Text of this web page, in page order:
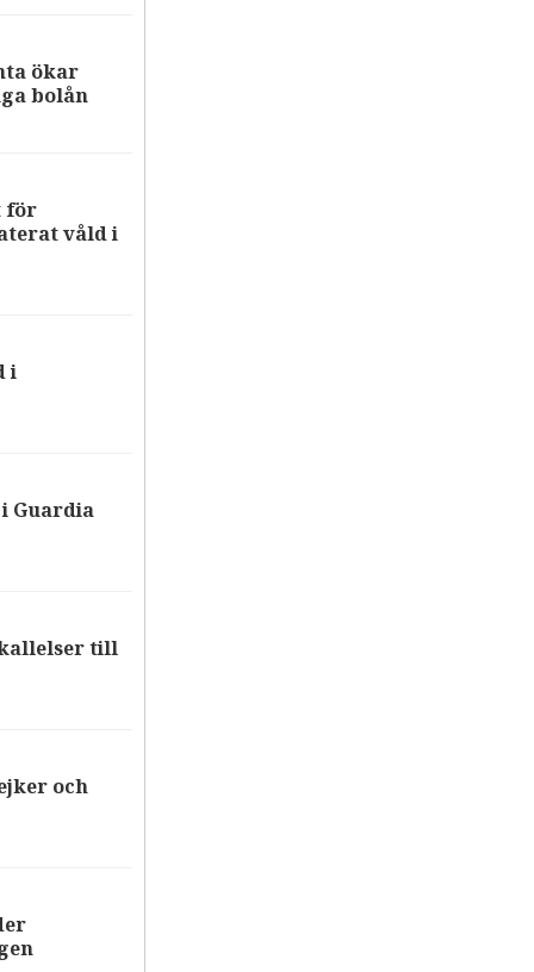
ökar
bolån
för
våld i
i
Guardia
till
och